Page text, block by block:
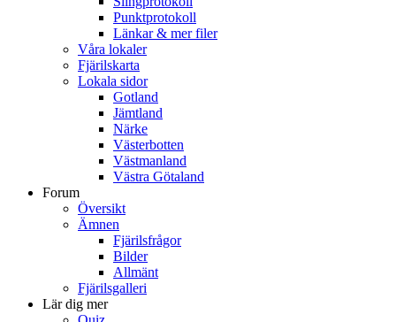
Punktprotokoll
Länkar & mer filer
Våra lokaler
Fjärilskarta
Lokala sidor
Gotland
Jämtland
Närke
Västerbotten
Västmanland
Västra Götaland
Forum
Översikt
Ämnen
Fjärilsfrågor
Bilder
Allmänt
Fjärilsgalleri
Lär dig mer